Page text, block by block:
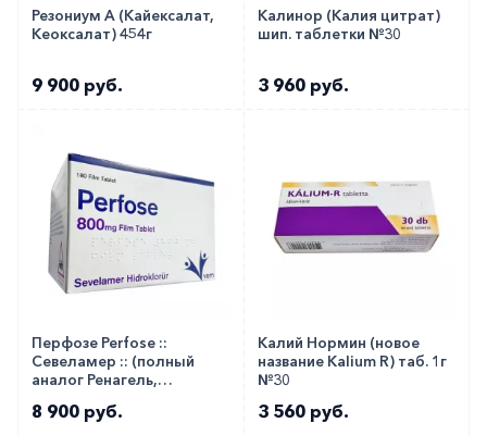
Резониум А (Кайексалат,
Кеоксалат) 454г
9 900 руб.
Калинор (Калия цитрат)
шип. таблетки №30
3 960 руб.
Перфозе Perfose ::
Севеламер :: (полный
аналог Ренагель,
№180
8 900 руб.
Калий Нормин (новое
название Kalium R) таб. 1г
№30
3 560 руб.